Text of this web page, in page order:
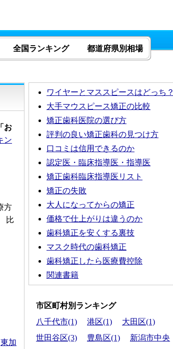
全国ランキング 都道府県別相場
「お
ン
方
比
東加
ワイヤーとマススピースはどっち？
大手マウスピース矯正の比較
矯正歯科医院の選び方
評判の良い矯正歯科の見つけ方
口コミは信用できるのか
認定医・臨床指導医・指導医
矯正歯科臨床指導医リスト
矯正の失敗
大人になってからの矯正
価格で仕上がりは違うのか
歯科矯正を安くする裏技
マスク時代の歯科矯正
歯科矯正したら医療費控除
関連書籍
市区町村別ランキング
八千代市(1)
港区(1)
大田区(1)
世田谷区(3)
豊島区(1)
新潟市中央